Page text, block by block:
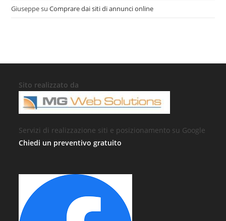
GiuseppesuComprare dai siti di annunci online
Sito realizzato da
Servizi di realizzazione siti e posizionamento su Google
Chiedi un preventivo gratuito